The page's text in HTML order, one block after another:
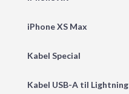
iPhone XS Max
Kabel Special
Kabel USB-A til Lightning